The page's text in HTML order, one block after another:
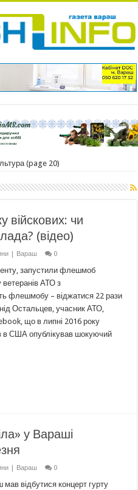
(page 20)
війскових: чи
(відео)
| Вараш 0
запустили флешмоб
АТО з
флешмобу – віджатися 22 рази
Остальцев, учасник АТО,
що в липні 2016 року
в США опублікував шокуючий
у Вараші
| Вараш 0
мав відбутися концерт гурту